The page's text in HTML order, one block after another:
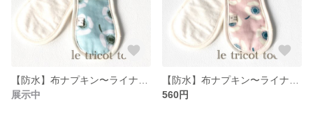
展示中
560円